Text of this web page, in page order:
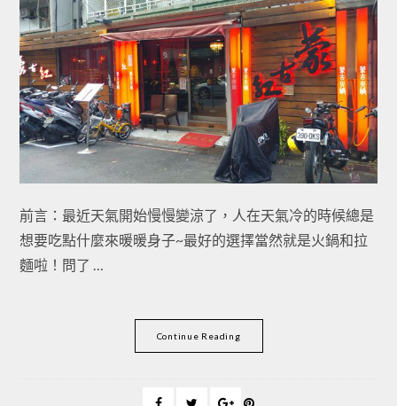
前言：最近天氣開始慢慢變涼了，人在天氣冷的時候總是
想要吃點什麼來暖暖身子~最好的選擇當然就是火鍋和拉
麵啦！問了 …
Continue Reading